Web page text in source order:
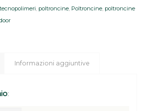
poltroncine, Poltroncine, poltroncine
Informazioni aggiuntive
: